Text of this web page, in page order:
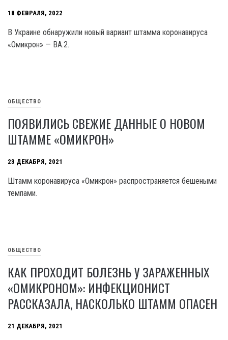
18 ФЕВРАЛЯ, 2022
В Украине обнаружили новый вариант штамма коронавируса
«Омикрон» — BA.2.
ОБЩЕСТВО
ПОЯВИЛИСЬ СВЕЖИЕ ДАННЫЕ О НОВОМ
ШТАММЕ «ОМИКРОН»
23 ДЕКАБРЯ, 2021
Штамм коронавируса «Омикрон» распространяется бешеными
темпами.
ОБЩЕСТВО
КАК ПРОХОДИТ БОЛЕЗНЬ У ЗАРАЖЕННЫХ
«ОМИКРОНОМ»: ИНФЕКЦИОНИСТ
РАССКАЗАЛА, НАСКОЛЬКО ШТАММ ОПАСЕН
21 ДЕКАБРЯ, 2021